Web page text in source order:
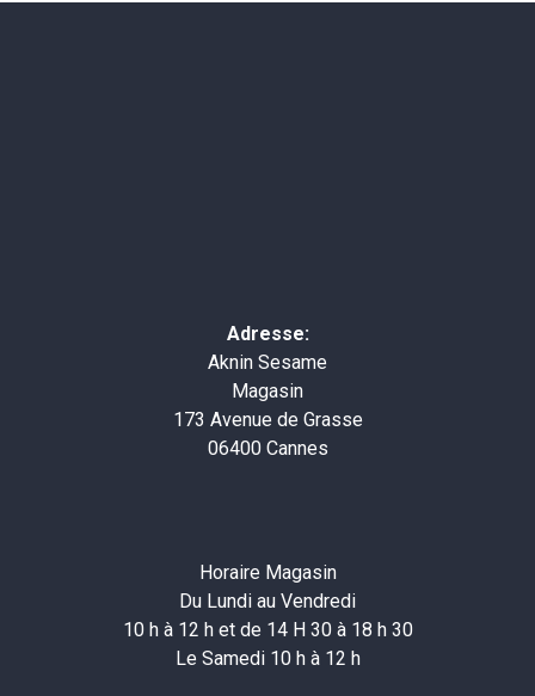
Adresse:
Aknin Sesame
Magasin
173 Avenue de Grasse
06400 Cannes
Horaire Magasin
Du Lundi au Vendredi
10 h à 12 h et de 14 H 30 à 18 h 30
Le Samedi 10 h à 12 h